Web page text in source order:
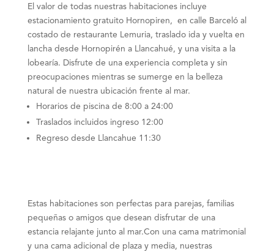
El valor de todas nuestras habitaciones incluye
estacionamiento gratuito Hornopiren, en calle Barceló al
costado de restaurante Lemuria, traslado ida y vuelta en
lancha desde Hornopirén a Llancahué, y una visita a la
lobearía. Disfrute de una experiencia completa y sin
preocupaciones mientras se sumerge en la belleza
natural de nuestra ubicación frente al mar.
Horarios de piscina de 8:00 a 24:00
Traslados incluidos ingreso 12:00
Regreso desde Llancahue 11:30
Estas habitaciones son perfectas para parejas, familias
pequeñas o amigos que desean disfrutar de una
estancia relajante junto al mar.Con una cama matrimonial
y una cama adicional de plaza y media, nuestras